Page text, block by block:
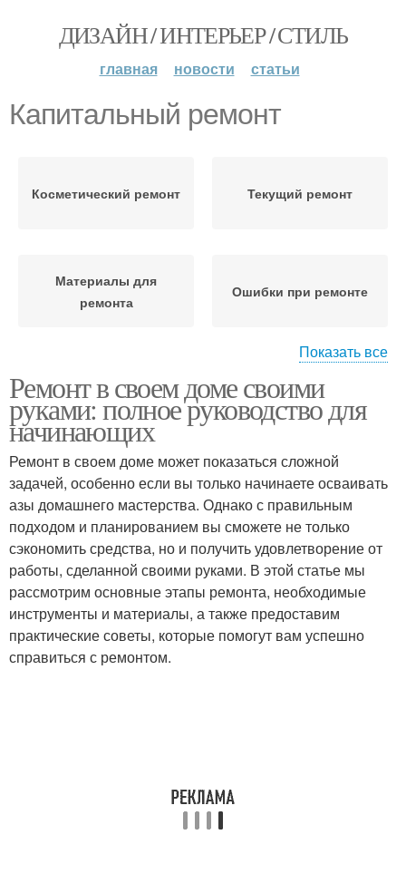
ДИЗАЙН / ИНТЕРЬЕР / СТИЛЬ
главная новости статьи
Капитальный ремонт
Косметический ремонт Текущий ремонт
Материалы для
ремонта
Ошибки при ремонте
Время на ремонт Подготовка к ремонту
Разница между
капитальным и
Косметические
ремонты
Подготовки к ремонту
Подрядчик для
капитального ремонта
Показать все
Ремонт в своем доме своими
руками: полное руководство для
начинающих
Ремонт в своем доме может показаться сложной
задачей, особенно если вы только начинаете осваивать
азы домашнего мастерства. Однако с правильным
подходом и планированием вы сможете не только
сэкономить средства, но и получить удовлетворение от
работы, сделанной своими руками. В этой статье мы
рассмотрим основные этапы ремонта, необходимые
инструменты и материалы, а также предоставим
практические советы, которые помогут вам успешно
справиться с ремонтом.